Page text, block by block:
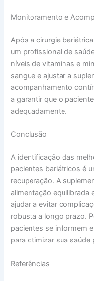
Monitoramento e
Após a cirurgia
um profissional de
níveis de vitaminas e
sangue e ajustar a
acompanhamento
a garantir que o
adequadamente.
Conclusão
A identificação das
pacientes bariátricos é
recuperação. A
alimentação equilibrada
ajudar a evitar
robusta a longo prazo.
pacientes se informem
para otimizar sua saúde
Referências